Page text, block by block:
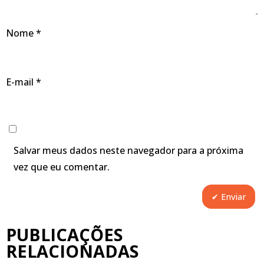
Nome*
E-mail *
Salvar meus dados neste navegador para a próxima
vez que eu comentar.
PUBLICAÇÕES
RELACIONADAS